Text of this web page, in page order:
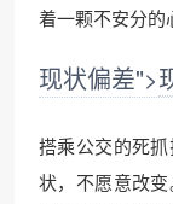
着一颗不安分的
现状偏差">
搭乘公交的死
状，不愿意改